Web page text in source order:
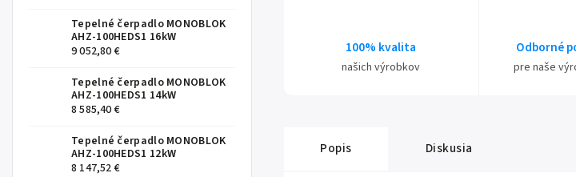
Tepelné čerpadlo MONOBLOK
AHZ-100HEDS1 16kW
9 052,80 €
Tepelné čerpadlo MONOBLOK
AHZ-100HEDS1 14kW
8 585,40 €
Tepelné čerpadlo MONOBLOK
AHZ-100HEDS1 12kW
8 147,52 €
100% kvalita
našich výrobkov
Odborné
pre naše
Popis Diskusia